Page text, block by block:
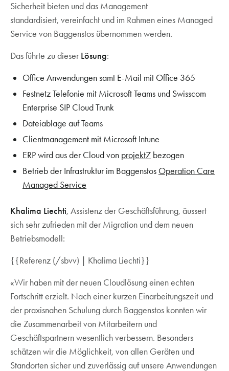
Sicherheit bieten und das Management
standardisiert, vereinfacht und im Rahmen eines Managed
Service von Baggenstos übernommen werden.
Das führte zu dieser Lösung:
Office Anwendungen samt E-Mail mit Office 365
Festnetz Telefonie mit Microsoft Teams und Swisscom
Enterprise SIP Cloud Trunk
Dateiablage auf Teams
Clientmanagement mit Microsoft Intune
ERP wird aus der Cloud von projekt7 bezogen
Betrieb der Infrastruktur im Baggenstos Operation Care
Managed Service
Khalima Liechti, Assistenz der Geschäftsführung, äussert
sich sehr zufrieden mit der Migration und dem neuen
Betriebsmodell:
{{Referenz (/sbvv) | Khalima Liechti}}
«Wir haben mit der neuen Cloudlösung einen echten
Fortschritt erzielt. Nach einer kurzen Einarbeitungszeit und
der praxisnahen Schulung durch Baggenstos konnten wir
die Zusammenarbeit von Mitarbeitern und
Geschäftspartnern wesentlich verbessern. Besonders
schätzen wir die Möglichkeit, von allen Geräten und
Standorten sicher und zuverlässig auf unsere Anwendungen